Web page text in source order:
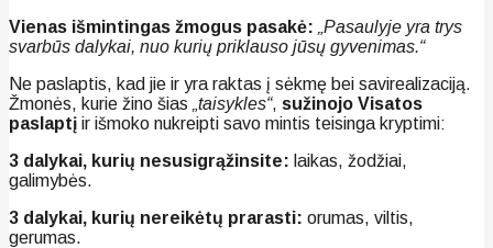
Vienas išmintingas žmogus pasakė: „Pasaulyje yra trys
svarbūs dalykai, nuo kurių priklauso jūsų gyvenimas.“
Ne paslaptis, kad jie ir yra raktas į sėkmę bei savirealizaciją.
Žmonės, kurie žino šias „taisykles“, sužinojo Visatos
paslaptį ir išmoko nukreipti savo mintis teisinga kryptimi:
3 dalykai, kurių nesusigrąžinsite: laikas, žodžiai,
galimybės.
3 dalykai, kurių nereikėtų prarasti: orumas, viltis,
gerumas.